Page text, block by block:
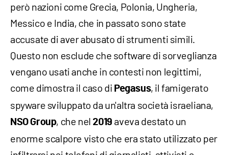
però nazioni come Grecia, Polonia, Ungheria,
Messico e India, che in passato sono state
accusate di aver abusato di strumenti simili.
Questo non esclude che software di sorveglianza
vengano usati anche in contesti non legittimi,
come dimostra il caso di Pegasus, il famigerato
spyware sviluppato da un'altra società israeliana,
NSO Group, che nel2019 aveva destato un
enorme scalpore visto che era stato utilizzato per